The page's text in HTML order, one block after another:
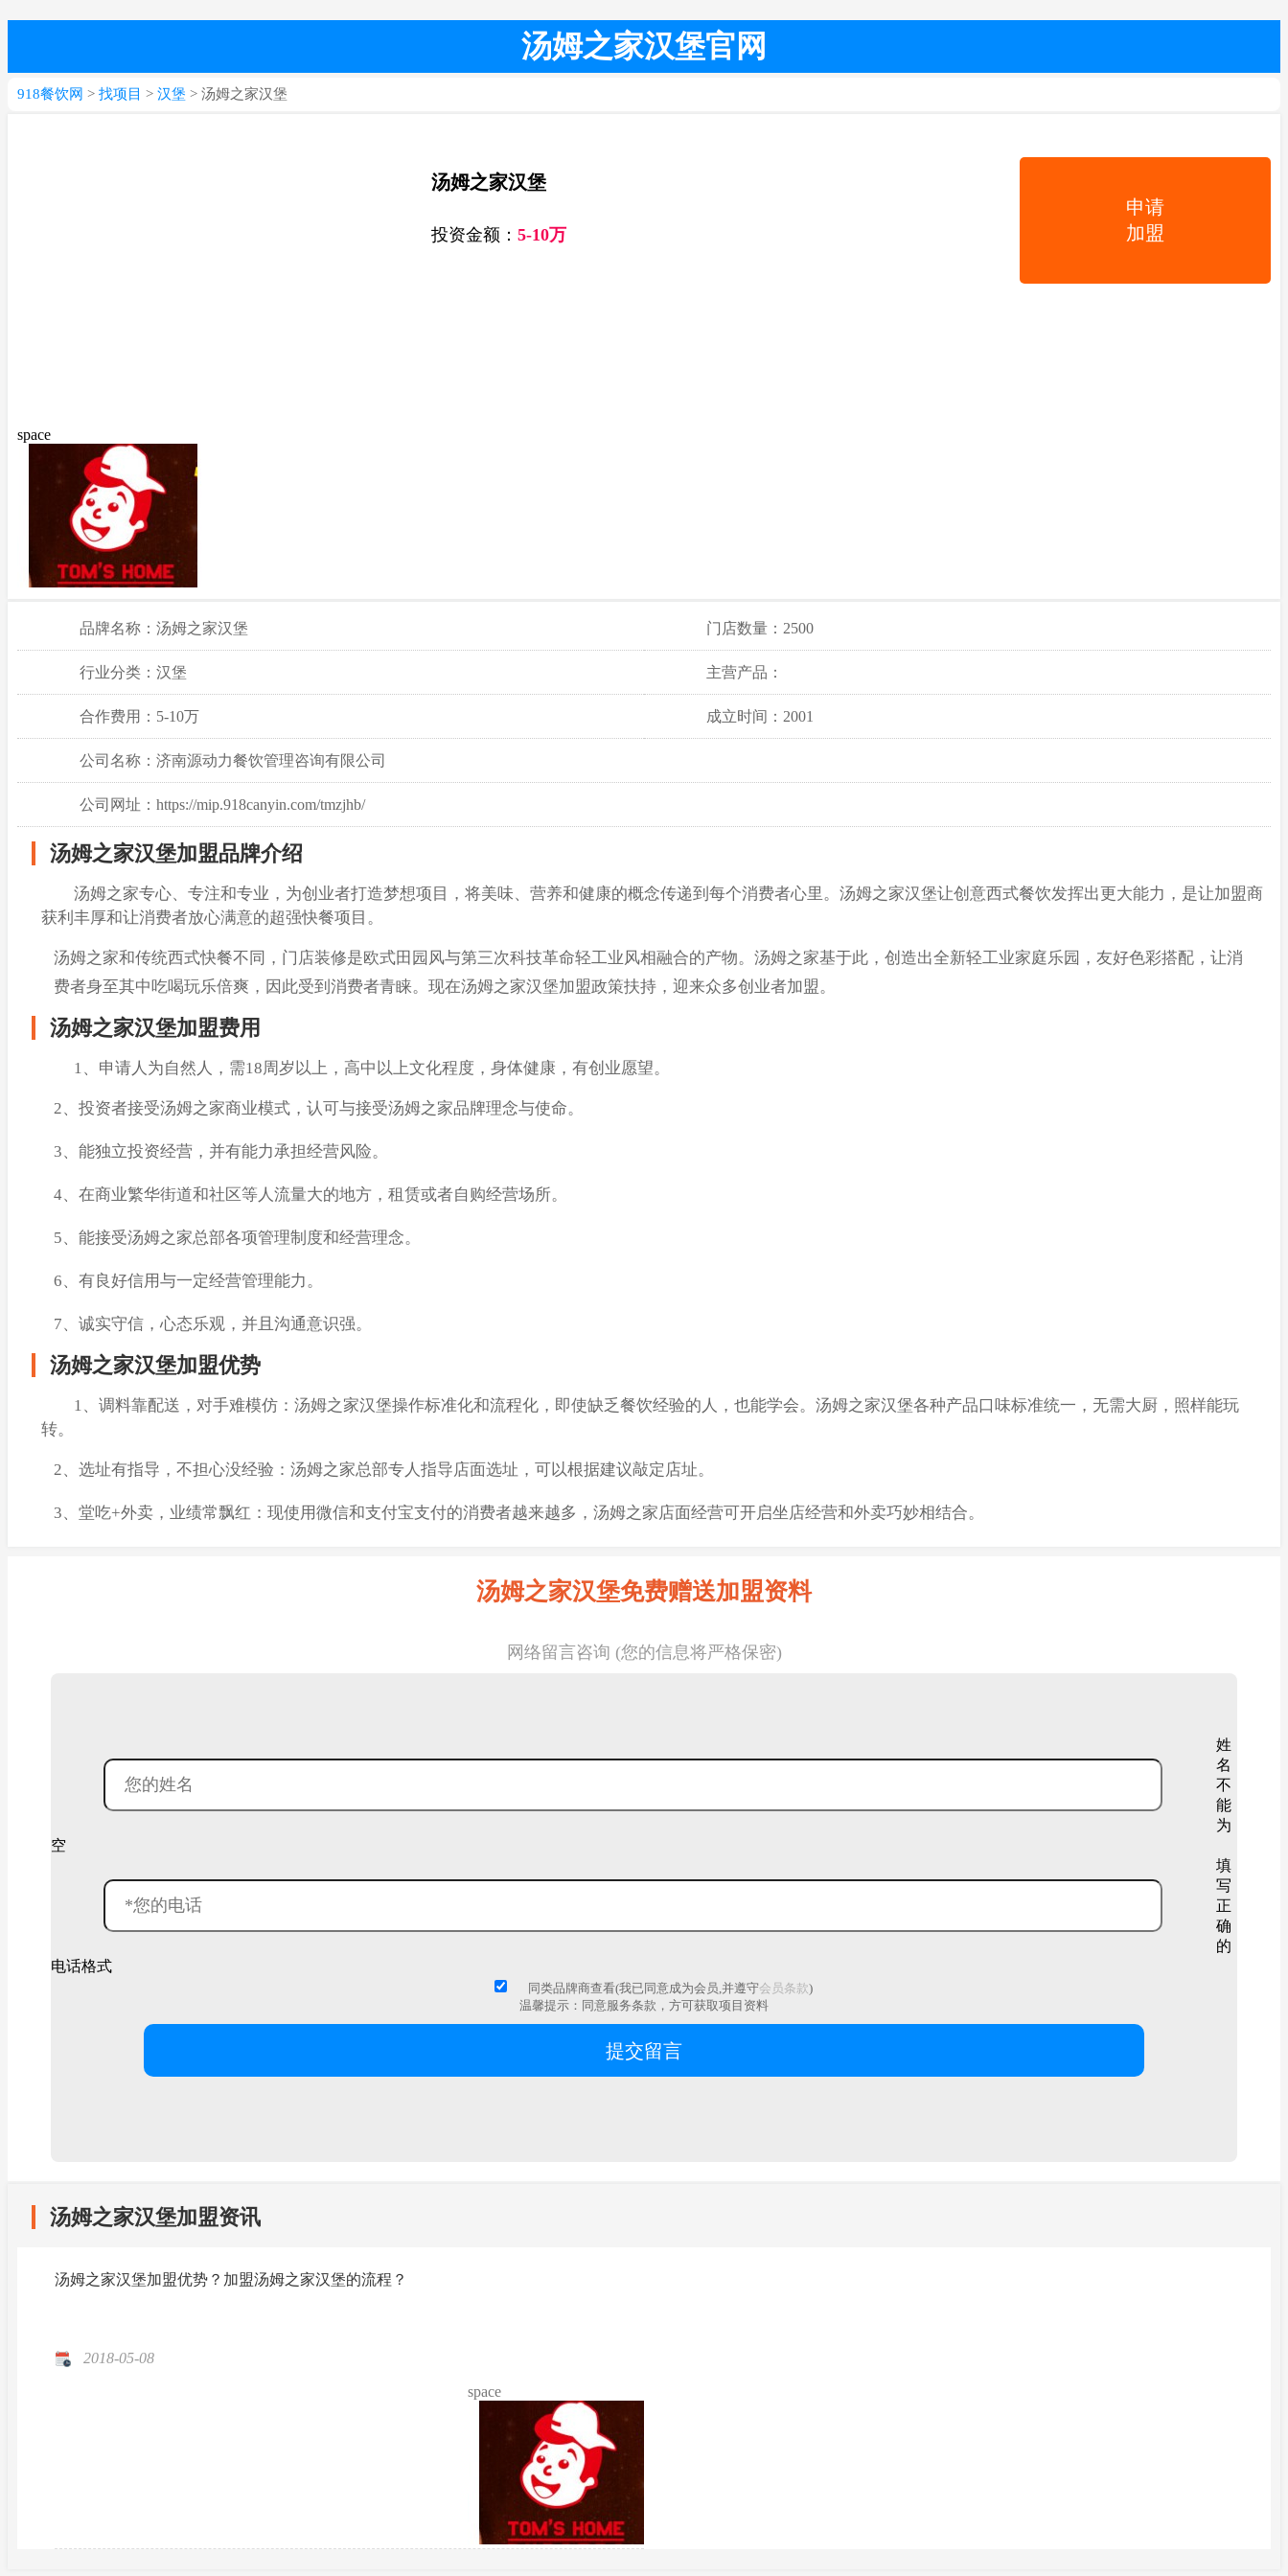
汤姆之家汉堡官网
918餐饮网 > 找项目 > 汉堡 > 汤姆之家汉堡
space
汤姆之家汉堡
投资金额： 5-10万
申请
加盟
品牌名称：汤姆之家汉堡 门店数量：2500
行业分类：汉堡 主营产品：
合作费用：5-10万 成立时间：2001
公司名称：济南源动力餐饮管理咨询有限公司
公司网址：https://mip.918canyin.com/tmzjhb/
汤姆之家汉堡加盟品牌介绍
汤姆之家专心、专注和专业，为创业者打造梦想项目，将美味、营养和健康的概念传递到每个消费者心里。汤姆之家汉堡让创意西式餐饮发挥出更大能力，是让加盟商
获利丰厚和让消费者放心满意的超强快餐项目。
汤姆之家和传统西式快餐不同，门店装修是欧式田园风与第三次科技革命轻工业风相融合的产物。汤姆之家基于此，创造出全新轻工业家庭乐园，友好色彩搭配，让消
费者身至其中吃喝玩乐倍爽，因此受到消费者青睐。现在汤姆之家汉堡加盟政策扶持，迎来众多创业者加盟。
汤姆之家汉堡加盟费用
1、申请人为自然人，需18周岁以上，高中以上文化程度，身体健康，有创业愿望。
2、投资者接受汤姆之家商业模式，认可与接受汤姆之家品牌理念与使命。
3、能独立投资经营，并有能力承担经营风险。
4、在商业繁华街道和社区等人流量大的地方，租赁或者自购经营场所。
5、能接受汤姆之家总部各项管理制度和经营理念。
6、有良好信用与一定经营管理能力。
7、诚实守信，心态乐观，并且沟通意识强。
汤姆之家汉堡加盟优势
1、调料靠配送，对手难模仿：汤姆之家汉堡操作标准化和流程化，即使缺乏餐饮经验的人，也能学会。汤姆之家汉堡各种产品口味标准统一，无需大厨，照样能玩
转。
2、选址有指导，不担心没经验：汤姆之家总部专人指导店面选址，可以根据建议敲定店址。
3、堂吃+外卖，业绩常飘红：现使用微信和支付宝支付的消费者越来越多，汤姆之家店面经营可开启坐店经营和外卖巧妙相结合。
汤姆之家汉堡免费赠送加盟资料
网络留言咨询 (您的信息将严格保密)
姓
名
不
能
为
空
填
写
正
确
的
电话格式
同类品牌商查看(我已同意成为会员,并遵守会员条款)
温馨提示：同意服务条款，方可获取项目资料
汤姆之家汉堡加盟资讯
汤姆之家汉堡加盟优势？加盟汤姆之家汉堡的流程？
2018-05-08
space